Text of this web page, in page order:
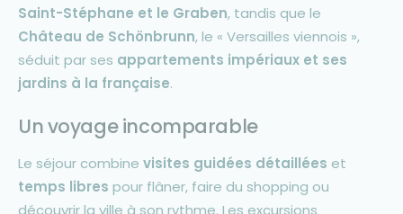
Saint-Stéphane et le Graben, tandis que le
Château de Schönbrunn, le « Versailles viennois »,
séduit par ses appartements impériaux et ses
jardins à la française.
Un voyage incomparable
Le séjour combine visites guidées détaillées et
temps libres pour flâner, faire du shopping ou
découvrir la ville à son rythme. Les excursions